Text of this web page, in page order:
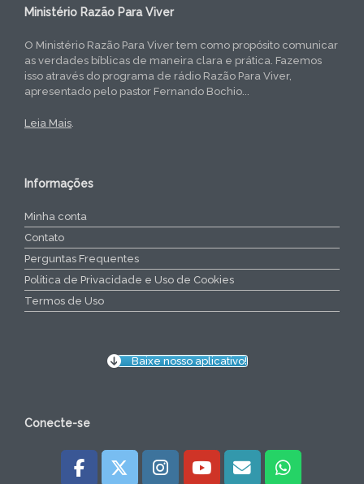
Ministério Razão Para Viver
O Ministério Razão Para Viver tem como propósito comunicar
as verdades bíblicas de maneira clara e prática. Fazemos
isso através do programa de rádio Razão Para Viver,
apresentado pelo pastor Fernando Bochio...
Leia Mais
Informações
Minha conta
Contato
Perguntas Frequentes
Política de Privacidade e Uso de Cookies
Termos de Uso
Baixe nosso aplicativo!
Conecte-se